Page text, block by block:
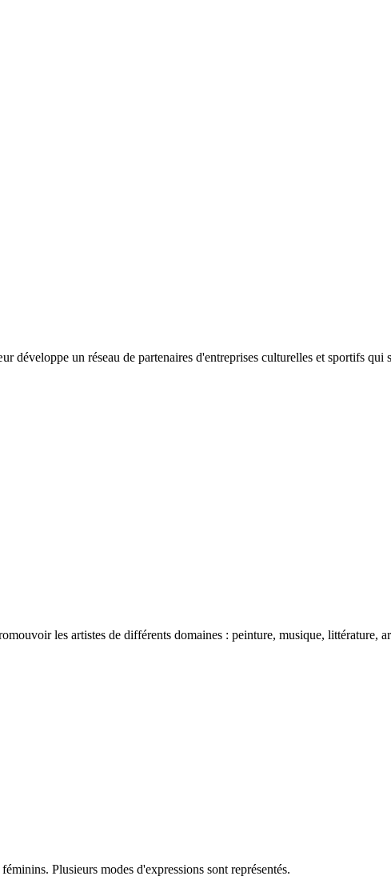
développe un réseau de partenaires d'entreprises culturelles et sportifs qui
les artistes de différents domaines : peinture, musique, littérature,
Plusieurs modes d'expressions sont représentés.